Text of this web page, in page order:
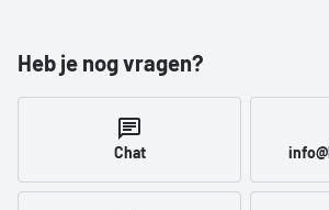
Heb je nog vragen?
Chat